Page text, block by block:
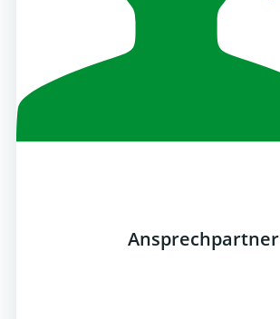
Ansprechpartner